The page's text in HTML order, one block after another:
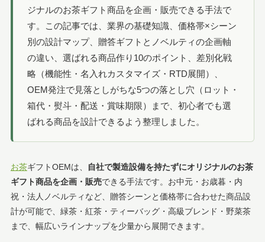
ジナルのお茶ギフト商品を企画・販売できる手法で
す。この記事では、業界の基礎知識、価格帯×シーン
別の設計マップ、贈答ギフトとノベルティの企画軸
の違い、選ばれる商品作り10のポイント、差別化戦
略（機能性・名入れカスタマイズ・RTD展開）、
OEM発注で見落としがちな5つの落とし穴（ロット・
箱代・熨斗・配送・賞味期限）まで、初心者でも選
ばれる商品を設計できるよう整理しました。
お茶ギフトOEMは、
自社で製造設備を持たずにオリジナルのお茶
ギフト商品を企画・販売できる手法です。お中元・お歳暮・内
祝・法人ノベルティなど、贈答シーンと価格帯に合わせた商品設
計が可能で、緑茶・紅茶・ティーバッグ・高級ブレンド・野菜茶
まで、幅広いラインナップを少量から展開できます。